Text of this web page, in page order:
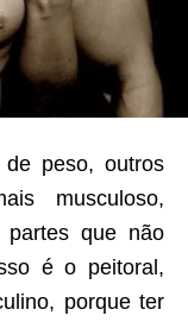
peso, outros
musculoso,
partes que não
é o peitoral,
porque ter